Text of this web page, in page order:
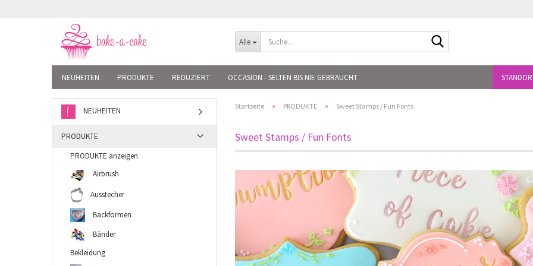
Alle
NEUHEITEN PRODUKTE REDUZIERT OCCASION - SELTEN BIS NIE GEBRAUCHT
Startseite » PRODUKTE » Sweet Stamps / Fun Fonts
Sweet Stamps / Fun Fonts
NEUHEITEN
PRODUKTE
PRODUKTE anzeigen
Airbrush
Ausstecher
Backformen
Bänder
Bekleidung